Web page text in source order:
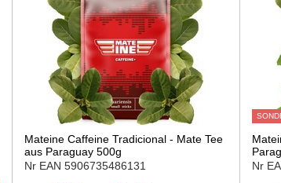
Mateine Caffeine Tradicional - Mate Tee
aus Paraguay 500g
Nr EAN 5906735486131
Nr